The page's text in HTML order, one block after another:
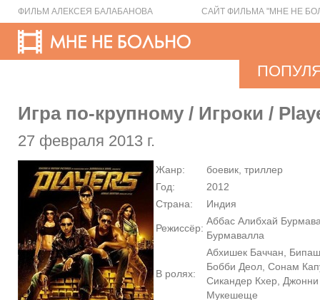
ФИЛЬМ АЛЕКСЕЯ БАЛАБАНОВА САЙТ ФИЛЬМА "МНЕ НЕ
Игра по-крупному / Игроки /
27 февраля 2013 г.
Жанр:
боевик, триллер
Год:
2012
Страна:
Индия
Режиссёр:
Аббас Алибхай
Бурмавалла
В ролях:
Абхишек Баччан,
Бобби Деол, Сонам
Сикандер Кхер,
Мукешеще